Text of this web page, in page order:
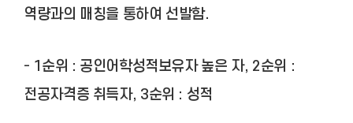
역량과의 매칭을 통하여 선발함.
- 1순위 : 공인어학성적보유자 높은 자, 2순위 :
전공자격증 취득자, 3순위 : 성적